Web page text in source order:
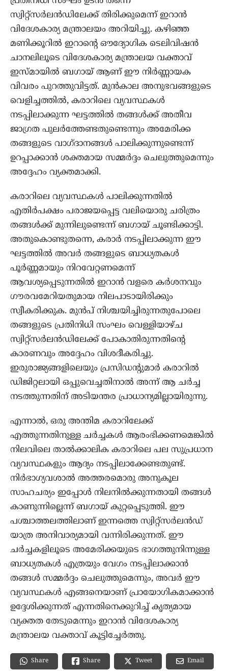
സ്വിറ്റ്സർലൻഡിലേക്ക് തിരിക്കുമെന്ന് ഇറാൻ
വിദേശകാര്യ മന്ത്രാലയം അറിയിച്ചു. കഴിഞ്ഞ
മണിക്കൂറിൽ ഇറാന്റെ ഔദ്യോഗിക ടെലിവിഷൻ
ചാനലിലൂടെ വിദേശകാര്യ മന്ത്രാലയ വക്താവ്
ഇസ്മായിൽ ബഗായ് ആണ് ഈ നിർണ്ണായക
വിവരം പുറത്തുവിട്ടത്. മുൻകാല അനുഭവങ്ങളുടെ
വെളിച്ചത്തിൽ, കരാറിലെ വ്യവസ്ഥകൾ
നടപ്പിലാക്കുന്ന ഘട്ടത്തിൽ തങ്ങൾക്ക് അതീവ
ജാഗ്രത പുലർത്തേണ്ടതുണ്ടെന്നും അമേരിക്ക
തങ്ങളുടെ വാഗ്ദാനങ്ങൾ പാലിക്കുന്നുണ്ടെന്ന്
ഉറപ്പാക്കാൻ ശക്തമായ സമ്മർദ്ദം ചെലുത്തുമെന്നും
അദ്ദേഹം വ്യക്തമാക്കി.
കരാറിലെ വ്യവസ്ഥകൾ പാലിക്കുന്നതിൽ
എതിർപക്ഷം പരാജയപ്പെട്ട വലിയൊരു ചരിത്രം
തങ്ങൾക്ക് മുന്നിലുണ്ടെന്ന് ബഗായ് ചൂണ്ടിക്കാട്ടി.
അതുകൊണ്ടുതന്നെ, കരാർ നടപ്പിലാക്കുന്ന ഈ
ഘട്ടത്തിൽ അവർ തങ്ങളുടെ ബാധ്യതകൾ
പൂർണ്ണമായും നിറവേറ്റണമെന്ന്
ആവശ്യപ്പെടുന്നതിൽ ഇറാൻ വളരെ കർശനവും
ഗൗരവമേറിയതുമായ നിലപാടായിരിക്കും
സ്വീകരിക്കുക. മുൻപ് നിശ്ചയിച്ചിരുന്നതുപോലെ
തങ്ങളുടെ പ്രതിനിധി സംഘം വെള്ളിയാഴ്ച
സ്വിറ്റ്സർലൻഡിലേക്ക് പോകാതിരുന്നതിന്റെ
കാരണവും അദ്ദേഹം വിശദീകരിച്ചു.
ഇരുരാജ്യങ്ങളിലെയും പ്രസിഡന്റുമാർ കരാറിൽ
ഡിജിറ്റലായി ഒപ്പുവെച്ചതിനാൽ അന്ന് ആ ചർച്ച
നടത്തുന്നതിന് അടിയന്തര പ്രാധാന്യമില്ലായിരുന്നു.
എന്നാൽ, ഒരു അന്തിമ കരാറിലേക്ക്
എത്തുന്നതിനുള്ള ചർച്ചകൾ ആരംഭിക്കണമെങ്കിൽ
നിലവിലെ താൽക്കാലിക കരാറിലെ പല സുപ്രധാന
വ്യവസ്ഥകളും ആദ്യം നടപ്പിലാക്കേണ്ടതുണ്ട്.
നിർഭാഗ്യവശാൽ അത്തരമൊരു അനുകൂല
സാഹചര്യം ഇപ്പോൾ നിലനിൽക്കുന്നതായി തങ്ങൾ
കാണുന്നില്ലെന്ന് ബഗായ് കുറ്റപ്പെടുത്തി. ഈ
പശ്ചാത്തലത്തിലാണ് ഇന്നത്തെ സ്വിറ്റ്സർലൻഡ്
യാത്ര അനിവാര്യമായി വന്നിരിക്കുന്നത്. ഈ
ചർച്ചകളിലൂടെ അമേരിക്കയുടെ ഭാഗത്തുനിന്നുള്ള
ബാധ്യതകൾ എത്രയും വേഗം നടപ്പിലാക്കാൻ
തങ്ങൾ സമ്മർദ്ദം ചെലുത്തുമെന്നും, അവർ ഈ
വ്യവസ്ഥകൾ എങ്ങനെയാണ് പ്രായോഗികമാക്കാൻ
ഉദ്ദേശിക്കുന്നത് എന്നതിനെക്കുറിച്ച് കൃത്യമായ
വ്യക്തത തേടുമെന്നും ഇറാൻ വിദേശകാര്യ
മന്ത്രാലയ വക്താവ് കൂട്ടിച്ചേർത്തു.
Share Share Tweet Email